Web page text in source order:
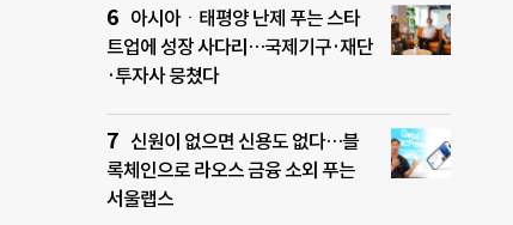
아시아ㆍ태평양 난제 푸는 스타
트업에 성장 사다리…국제기구·재단
·투자사 뭉쳤다
신원이 없으면 신용도 없다…블
록체인으로 라오스 금융 소외 푸는
서울랩스